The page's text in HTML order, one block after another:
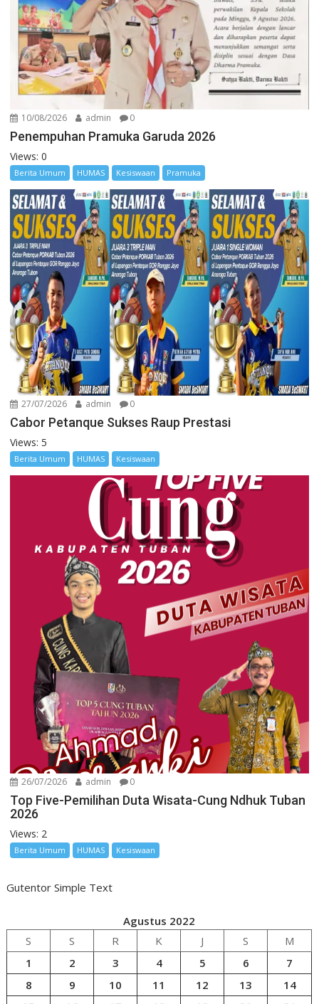
10/08/2026 admin 0
Penempuhan Pramuka Garuda 2026
Views: 0
Berita Umum HUMAS Kesiswaan Pramuka
27/07/2026 admin 0
Cabor Petanque Sukses Raup Prestasi
Views: 5
Berita Umum HUMAS Kesiswaan
26/07/2026 admin 0
Top Five-Pemilihan Duta Wisata-Cung Ndhuk Tuban
2026
Views: 2
Berita Umum HUMAS Kesiswaan
Gutentor Simple Text
Agustus 2022
S
S R K J S
M
1
2 3 4 5 6
7
8
9 10 11 12 13
14